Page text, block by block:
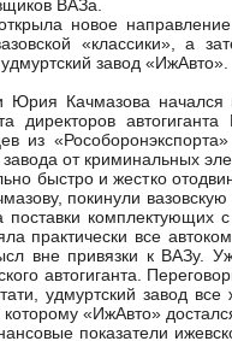
ВАЗа.
новое
«классики», а
завод «ИжАвто».
Качмазова начался в
директоров
из
завода от криминальных
быстро и жестко
покинули
поставки
практически все
вне привязки к ВАЗу.
автогиганта.
удмуртский завод
«ИжАвто»
показатели